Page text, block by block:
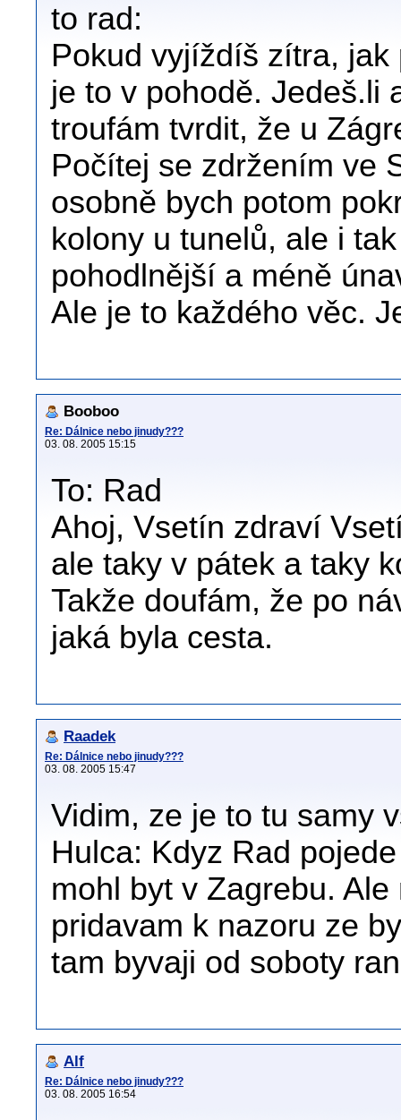
to rad:
Pokud vyjíždíš zítra,
je to v pohodě. Jedeš.li
troufám tvrdit, že u
Počítej se zdržením ve
osobně bych potom
kolony u tunelů, ale i
pohodlnější a méně
Ale je to každého věc.
Booboo
Re: Dálnice nebo jinudy???
03. 08. 2005 15:15
To: Rad
Ahoj, Vsetín zdraví
ale taky v pátek a taky
Takže doufám, že po
jaká byla cesta.
Raadek
Re: Dálnice nebo jinudy???
03. 08. 2005 15:47
Vidim, ze je to tu samy
Hulca: Kdyz Rad
mohl byt v Zagrebu.
pridavam k nazoru ze
tam byvaji od soboty
Alf
Re: Dálnice nebo jinudy???
03. 08. 2005 16:54